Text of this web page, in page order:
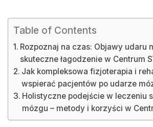
Table of Contents
Rozpoznaj na czas: Objawy udaru
skuteczne łagodzenie w Centrum
Jak kompleksowa fizjoterapia i
wspierać pacjentów po udarze
Holistyczne podejście w leczeniu
mózgu – metody i korzyści w